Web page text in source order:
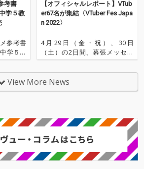
考書
学５教
参考書
学５教
、2024
売され
断 中学
校生は
【オフィシャルレポート】VTub
er67名が集結〈VTuber Fes Japa
n 2022〉
4月29日（金・祝）、30日
（土）の2日間、幕張メッセに
てVTuberの祭典〈VTuber Fes J
apan 2022〉が開催された。熱
気冷めやらぬフェスのオフィシ
ャルレポートが到着した。 ＝＝
View More News